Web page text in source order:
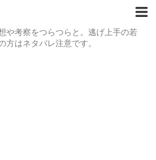
や考察をつらつらと。逃げ上手の若
方はネタバレ注意です。